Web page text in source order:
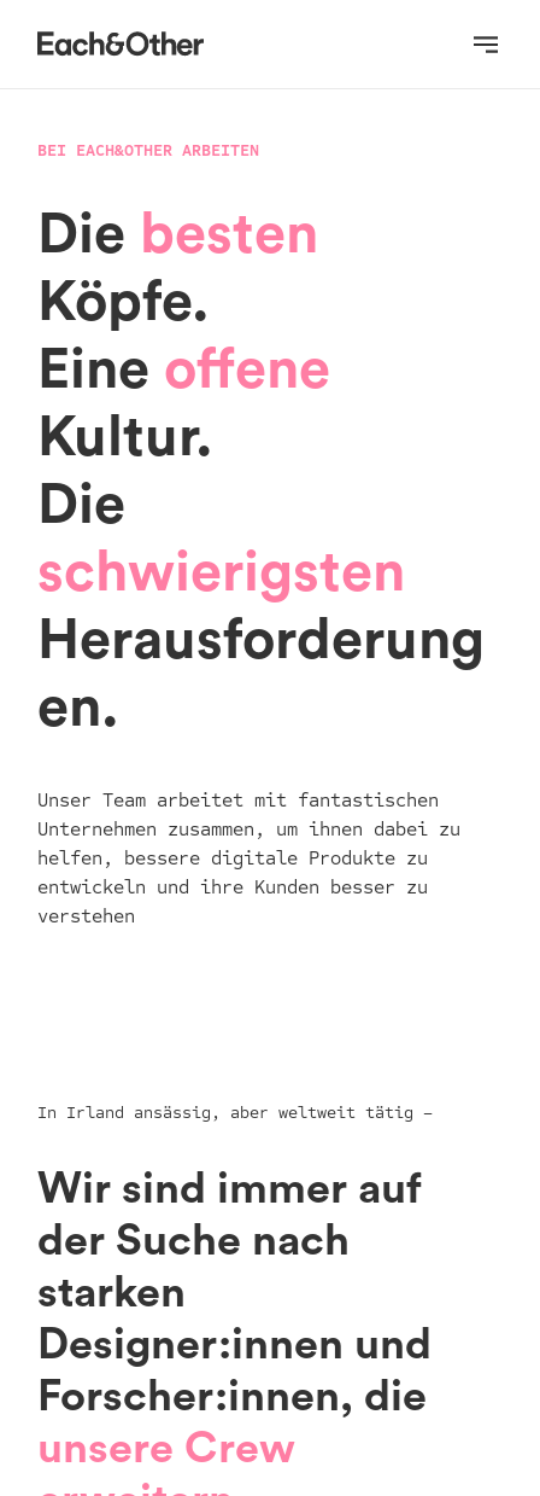
Homepage
BEI EACH&OTHER ARBEITEN
Die besten
Köpfe.
Eine offene
Kultur.
Die
schwierigsten
Herausforderung
en.
Unser Team arbeitet mit fantastischen
Unternehmen zusammen, um ihnen dabei zu
helfen, bessere digitale Produkte zu
entwickeln und ihre Kunden besser zu
verstehen
In Irland ansässig, aber weltweit tätig –
Wir sind immer auf
der Suche nach
starken
Designer:innen und
Forscher:innen, die
unsere Crew